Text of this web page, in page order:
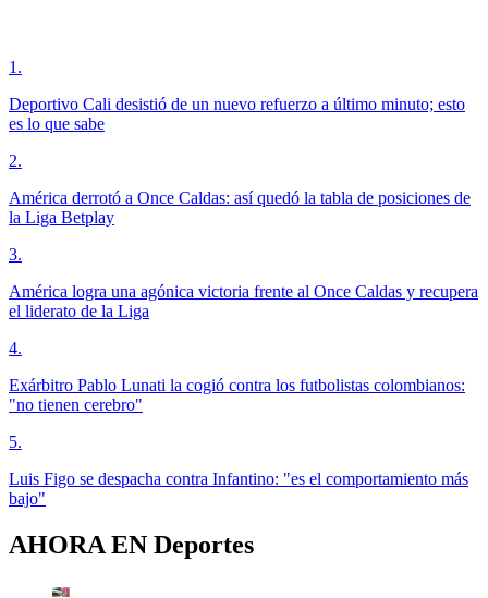
1 .
Deportivo Cali desistió de un nuevo refuerzo a último minuto; esto
es lo que sabe
2.
América derrotó a Once Caldas: así quedó la tabla de posiciones de
la Liga Betplay
3.
América logra una agónica victoria frente al Once Caldas y recupera
el liderato de la Liga
4.
Exárbitro Pablo Lunati la cogió contra los futbolistas colombianos:
"no tienen cerebro"
5.
Luis Figo se despacha contra Infantino: "es el comportamiento más
bajo"
AHORA EN Deportes